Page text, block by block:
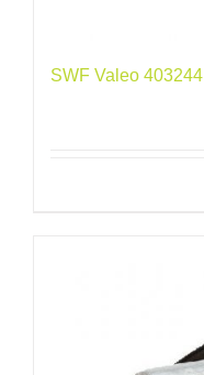
SWF Valeo 403244